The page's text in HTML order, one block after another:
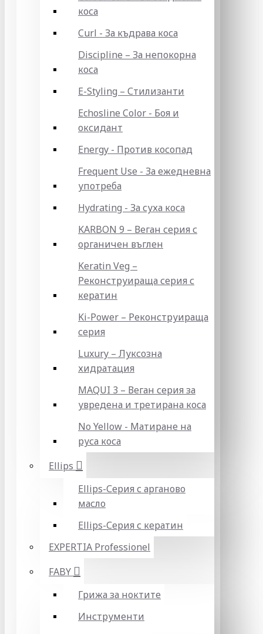
коса
Curl - За къдрава коса
Discipline – За непокорна
коса
E-Styling – Стилизанти
Echosline Color - Боя и
оксидант
Energy - Против косопад
Frequent Use - За ежедневна
употреба
Hydrating - За суха коса
KARBON 9 – Веган серия с
органичен въглен
Keratin Veg –
Реконструираща серия с
кератин
Ki-Power – Реконструираща
серия
Luxury – Луксозна
хидратация
MAQUI 3 – Веган серия за
увредена и третирана коса
No Yellow - Матиране на
руса коса
Ellips
Ellips-Серия с арганово
масло
Ellips-Серия с кератин
EXPERTIA Professionel
FABY
Грижа за ноктите
Инструменти